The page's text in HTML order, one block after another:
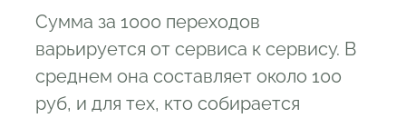
Сумма за 1000 переходов
варьируется от сервиса к сервису. В
среднем она составляет около 100
руб, и для тех, кто собирается